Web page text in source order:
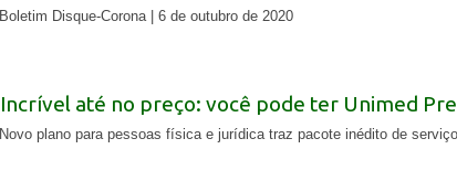
Boletim Disque-Corona | 6 de outubro de 2020
Incrível até no preço: você pode ter Unimed
Novo plano para pessoas física e jurídica traz pacote inédito de